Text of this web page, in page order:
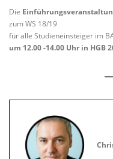
Die
zum WS 18/19
für alle Studieneinsteiger im
um 12.00 -14.00 Uhr in HGB